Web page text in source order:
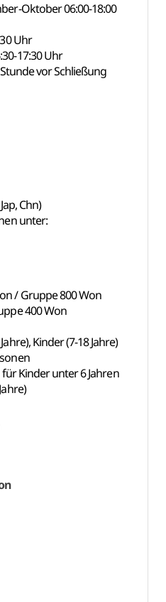
Oktober 06:00-18:00
Uhr
17:30 Uhr
vor Schließung
Chn)
unter:
/ Gruppe 800 Won
400 Won
Kinder (7-18 Jahre)
Kinder unter 6 Jahren